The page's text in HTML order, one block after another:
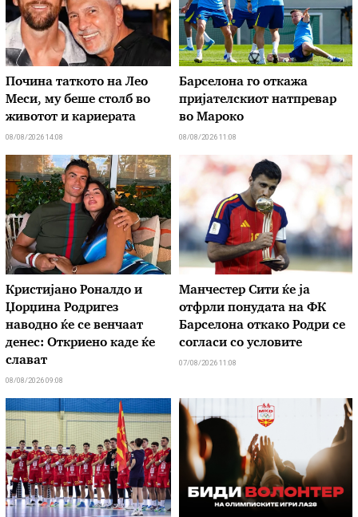
Почина таткото на Лео
Меси, му беше столб во
животот и кариерата
08/08/2026 14:08
Барселона го откажа
пријателскиот натпревар
во Мароко
08/08/2026 11:08
Кристијано Роналдо и
Џорџина Родригез
наводно ќе се венчаат
денес: Откриено каде ќе
слават
08/08/2026 09:08
Манчестер Сити ќе ја
отфрли понудата на ФК
Барселона откако Родри се
согласи со условите
07/08/2026 11:08